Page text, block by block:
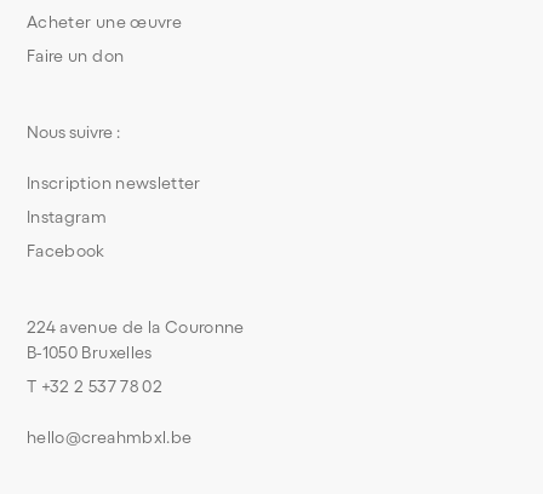
Acheter une œuvre
Faire un don
224 avenue de la Couronne
B-1050 Bruxelles
T +32 2 537 78 02
hello@creahmbxl.be
Nous suivre :
Inscription newsletter
Instagram
Facebook